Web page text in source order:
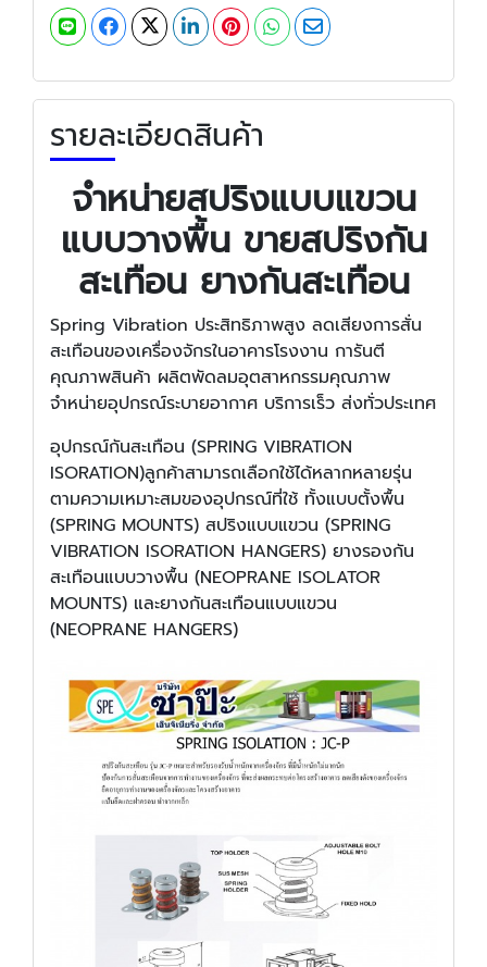
รายละเอียดสินค้า
จำหน่ายสปริงแบบแขวน
แบบวางพื้น ขายสปริงกัน
สะเทือน ยางกันสะเทือน
Spring Vibration ประสิทธิภาพสูง ลดเสียงการสั่น
สะเทือนของเครื่องจักรในอาคารโรงงาน การันตี
คุณภาพสินค้า ผลิตพัดลมอุตสาหกรรมคุณภาพ
จำหน่ายอุปกรณ์ระบายอากาศ บริการเร็ว ส่งทั่วประเทศ
อุปกรณ์กันสะเทือน (SPRING VIBRATION
ISORATION)ลูกค้าสามารถเลือกใช้ได้หลากหลายรุ่น
ตามความเหมาะสมของอุปกรณ์ที่ใช้ ทั้งแบบตั้งพื้น
(SPRING MOUNTS) สปริงแบบแขวน (SPRING
VIBRATION ISORATION HANGERS) ยางรองกัน
สะเทือนแบบวางพื้น (NEOPRANE ISOLATOR
MOUNTS) และยางกันสะเทือนแบบแขวน
(NEOPRANE HANGERS)